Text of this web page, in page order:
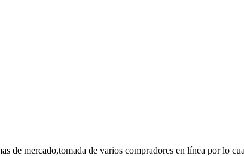
de mercado,tomada de varios compradores en línea por lo